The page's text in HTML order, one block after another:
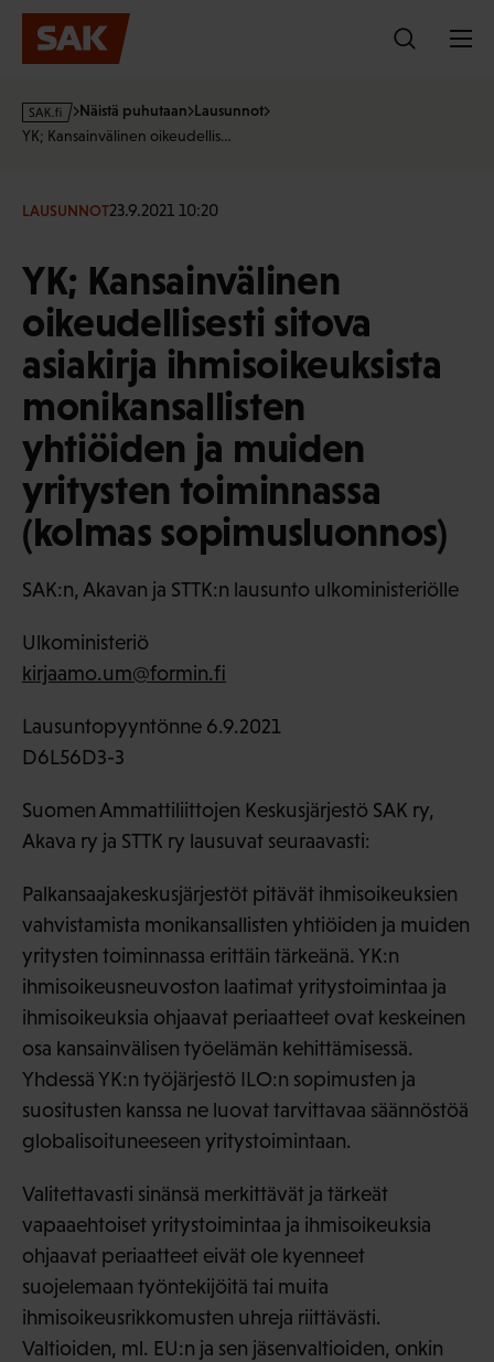
Hyppää
sisältöön
s
a
f
Näistä puhutaan Lausunnot
YK; Kansainvälinen oikeudellis…
LAUSUNNOT23.9.2021 10:20
YK; Kansainvälinen
oikeudellisesti sitova
asiakirja ihmisoikeuksista
monikansallisten
yhtiöiden ja muiden
yritysten toiminnassa
(kolmas sopimusluonnos)
SAK:n, Akavan ja STTK:n lausunto ulkoministeriölle
Ulkoministeriö
kirjaamo.um@formin.fi
Lausuntopyyntönne 6.9.2021
D6L56D3-3
Suomen Ammattiliittojen Keskusjärjestö SAK ry,
Akava ry ja STTK ry lausuvat seuraavasti:
Palkansaajakeskusjärjestöt pitävät ihmisoikeuksien
vahvistamista monikansallisten yhtiöiden ja muiden
yritysten toiminnassa erittäin tärkeänä. YK:n
ihmisoikeusneuvoston laatimat yritystoimintaa ja
ihmisoikeuksia ohjaavat periaatteet ovat keskeinen
osa kansainvälisen työelämän kehittämisessä.
Yhdessä YK:n työjärjestö ILO:n sopimusten ja
suositusten kanssa ne luovat tarvittavaa säännöstöä
globalisoituneeseen yritystoimintaan.
Valitettavasti sinänsä merkittävät ja tärkeät
vapaaehtoiset yritystoimintaa ja ihmisoikeuksia
ohjaavat periaatteet eivät ole kyenneet
suojelemaan työntekijöitä tai muita
ihmisoikeusrikkomusten uhreja riittävästi.
Valtioiden, ml. EU:n ja sen jäsenvaltioiden, onkin